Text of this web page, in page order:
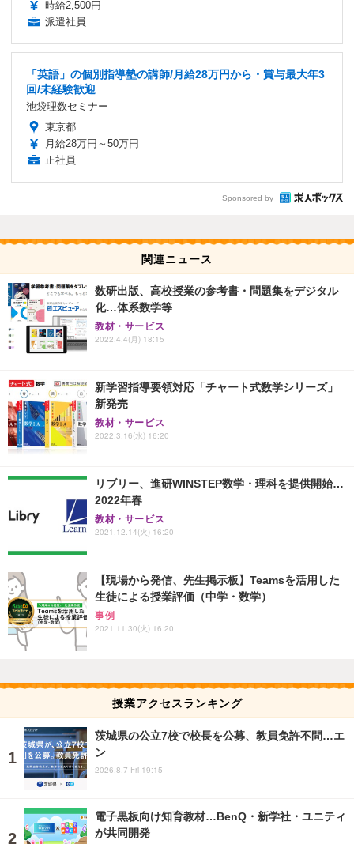
時給2,500円
派遣社員
「英語」の個別指導塾の講師/月給28万円から・賞与最大年3
回/未経験歓迎
池袋理数セミナー
東京都
月給28万円～50万円
正社員
Sponsored by
関連ニュース
数研出版、高校授業の参考書・問題集をデジタル
化…体系数学等
教材・サービス
2022.4.4(月) 18:15
新学習指導要領対応「チャート式数学シリーズ」
新発売
教材・サービス
2022.3.16(水) 16:20
リブリー、進研WINSTEP数学・理科を提供開始…
2022年春
教材・サービス
2021.12.14(火) 16:20
【現場から発信、先生掲示板】Teamsを活用した
生徒による授業評価（中学・数学）
事例
2021.11.30(火) 16:20
授業アクセスランキング
茨城県の公立7校で校長を公募、教員免許不問…エ
ン
2026.8.7 Fri 19:15
電子黒板向け知育教材…BenQ・新学社・ユニティ
が共同開発